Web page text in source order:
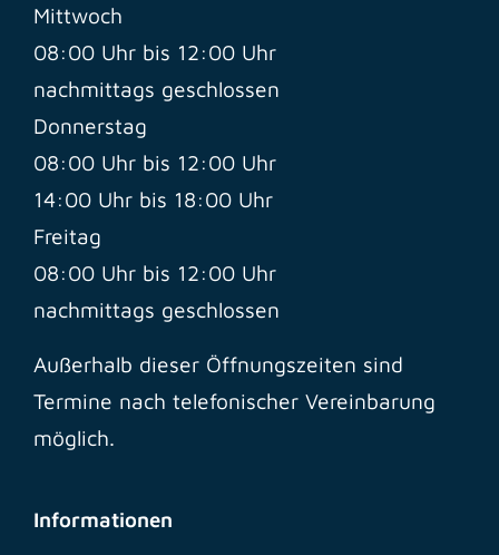
Mittwoch
08:00 Uhr bis 12:00 Uhr
nachmittags geschlossen
Donnerstag
08:00 Uhr bis 12:00 Uhr
14:00 Uhr bis 18:00 Uhr
Freitag
08:00 Uhr bis 12:00 Uhr
nachmittags geschlossen
Außerhalb dieser Öffnungszeiten sind
Termine nach telefonischer Vereinbarung
möglich.
Informationen